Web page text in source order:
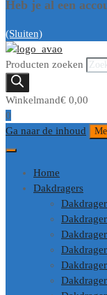
Heb je al een
(Sluiten)
Producten zoeken
Winkelmand€ 0,00
0
Ga naar de inhoud
Home
Dakdragers